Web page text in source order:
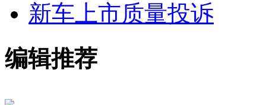
新车上市质量投诉
编辑推荐